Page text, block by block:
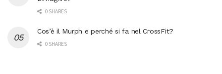
0 SHARES
Cos’è il Murph e perché si fa nel CrossFit?
0 SHARES